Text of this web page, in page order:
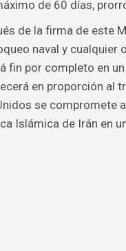
de 60 días,
de la firma de este
naval y
fin por completo en
en proporción al
se compromete
Islámica de Irán en